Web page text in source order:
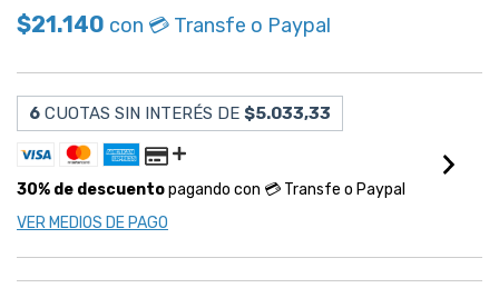
$21.140 con 💳 Transfe o Paypal
6 CUOTAS SIN INTERÉS DE $5.033,33
30% de descuentopagando con 💳 Transfe o Paypal
VER MEDIOS DE PAGO